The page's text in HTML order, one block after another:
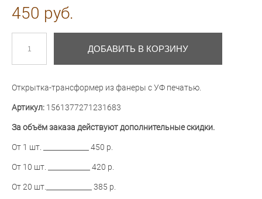
450 pуб.
ДОБАВИТЬ В КОРЗИНУ
Открытка-трансформер из фанеры с УФ печатью.
Артикул: 1561377271231683
За объём заказа действуют дополнительные скидки.
От 1 шт. _____________ 450 р.
От 10 шт. ____________ 420 р.
От 20 шт._____________ 385 р.